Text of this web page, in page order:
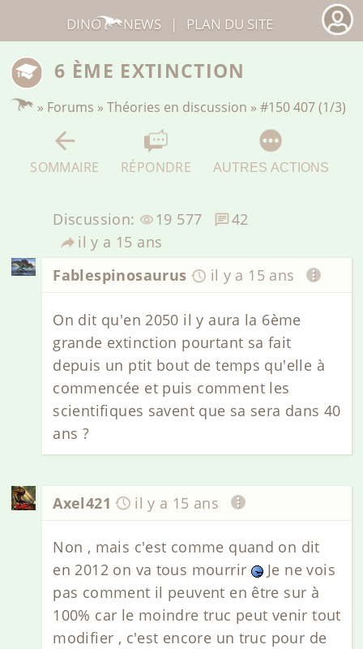
6 ÈME EXTINCTION
» Forums »Théories en discussion »#150 407 (1/3)
SOMMAIRE RÉPONDRE AUTRES ACTIONS
Discussion: 19 577
42
il y a 15 ans
Fablespinosaurus
il y a 15 ans
On dit qu'en 2050 il y aura la 6ème
grande extinction pourtant sa fait
depuis un ptit bout de temps qu'elle à
commencée et puis comment les
scientifiques savent que sa sera dans 40
ans ?
Axel421 il y a 15 ans
Non , mais c'est comme quand on dit
en 2012 on va tous mourrir
Je ne vois
pas comment il peuvent en être sur à
100% car le moindre truc peut venir tout
modifier , c'est encore un truc pour de
DINO NEWS | PLAN DU SITE